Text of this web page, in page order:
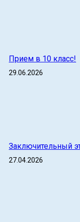
Прием в 10 класс!
29.06.2026
Заключительный
27.04.2026